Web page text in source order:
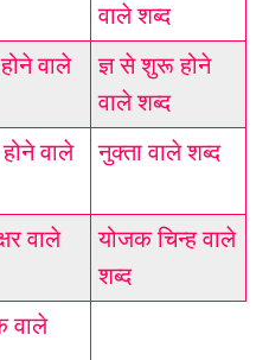
वाले शब्द
वाले
ज्ञ से शुरू होने
वाले शब्द
वाले
नुक्ता वाले शब्द
वाले
योजक चिन्ह वाले
शब्द
वाले